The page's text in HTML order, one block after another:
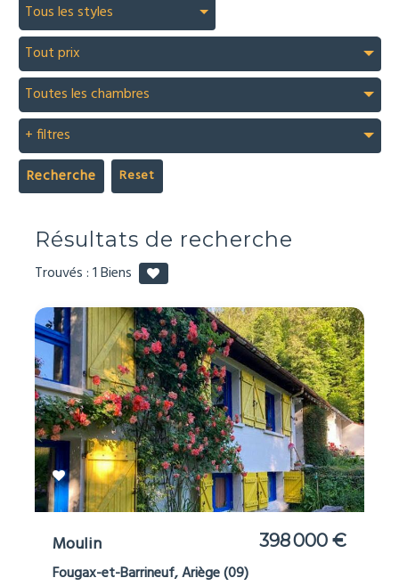
Tous les styles
Tout prix
Toutes les chambres
+ filtres
Recherche
Résultats de recherche
Trouvés :1Biens
Moulin 398 000 €
Fougax-et-Barrineuf, Ariège (09)